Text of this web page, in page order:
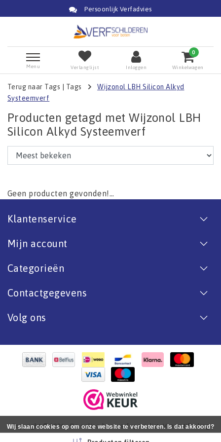
Persoonlijk Verfadvies
Menu Verlanglijst Inloggen
0
Winkelwagen
Terug naar Tags Tags
Wijzonol LBH Silicon Alkyd
Systeemverf
Producten getagd met Wijzonol LBH
Silicon Alkyd Systeemverf
Geen producten gevonden!...
Klantenservice
Mijn account
Categorieën
Contactgegevens
Volg ons
Copyright © 2026 - De online bootverf specialist. Van antifouling
tot aflak. - All rights reserved - RealizationInStijl Media
Wij slaan cookies op om onze website te verbeteren. Is dat akkoord?
Nee Meer over cookies »